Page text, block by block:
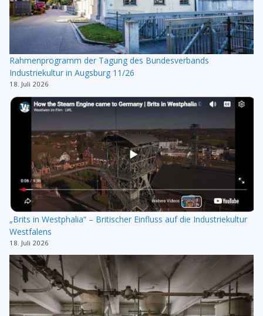
Rahmenprogramm der Tagung des Bundesverbands
Industriekultur in Augsburg 11/26
18. Juli 2026
„Brits in Westphalia“ – Britischer Einfluss auf die Industriekultur
Westfalens
18. Juli 2026